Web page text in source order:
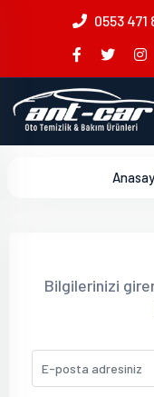
0553 471
Bilgilerinizi